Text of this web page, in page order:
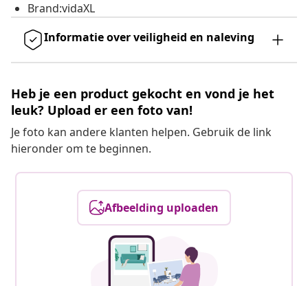
Brand:vidaXL
Informatie over veiligheid en naleving
Heb je een product gekocht en vond je het
leuk? Upload er een foto van!
Je foto kan andere klanten helpen. Gebruik de link
hieronder om te beginnen.
Afbeelding uploaden